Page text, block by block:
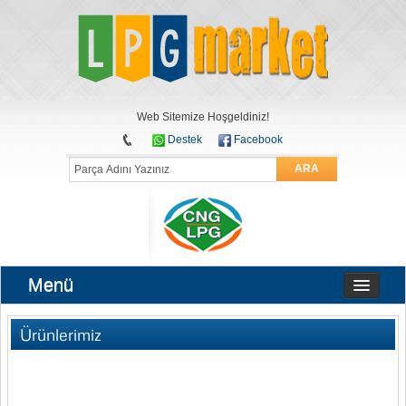
Web Sitemize Hoşgeldiniz!
Destek
Facebook
ARA
Menü
Ürünlerimiz